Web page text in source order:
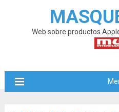
Web sobre productos